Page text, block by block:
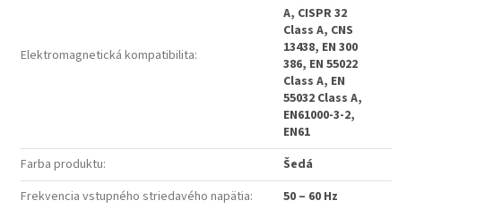
Elektromagnetická kompatibilita:
A, CISPR 32
Class A, CNS
13438, EN 300
386, EN 55022
Class A, EN
55032 Class A,
EN61000-3-2,
EN61
Farba produktu:
Šedá
Frekvencia vstupného striedavého napätia:
50 – 60 Hz